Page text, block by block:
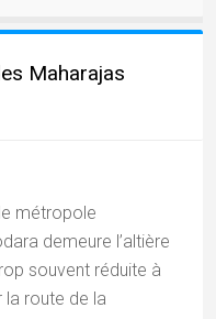
Maharajas
métropole
demeure l’altière
souvent réduite à
la route de la